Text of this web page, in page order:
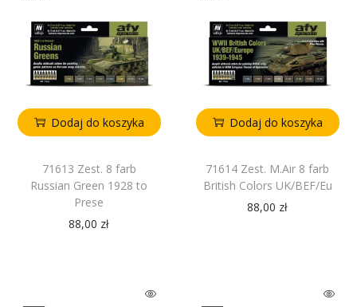
Dodaj do koszyka
71613 Zest. 8 farb
Russian Green 1928 to
Prese
88,00 zł
Dodaj do koszyka
71614 Zest. M.Air 8 farb
British Colors UK/BEF/Eu
88,00 zł